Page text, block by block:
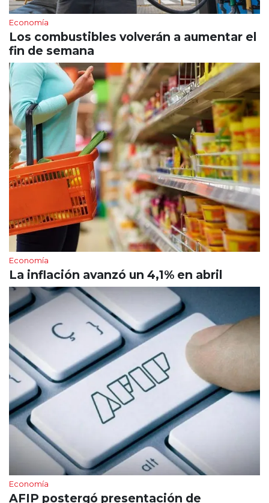
Economía
Los combustibles volverán a aumentar el
fin de semana
Economía
La inflación avanzó un 4,1% en abril
Economía
AFIP postergó presentación de